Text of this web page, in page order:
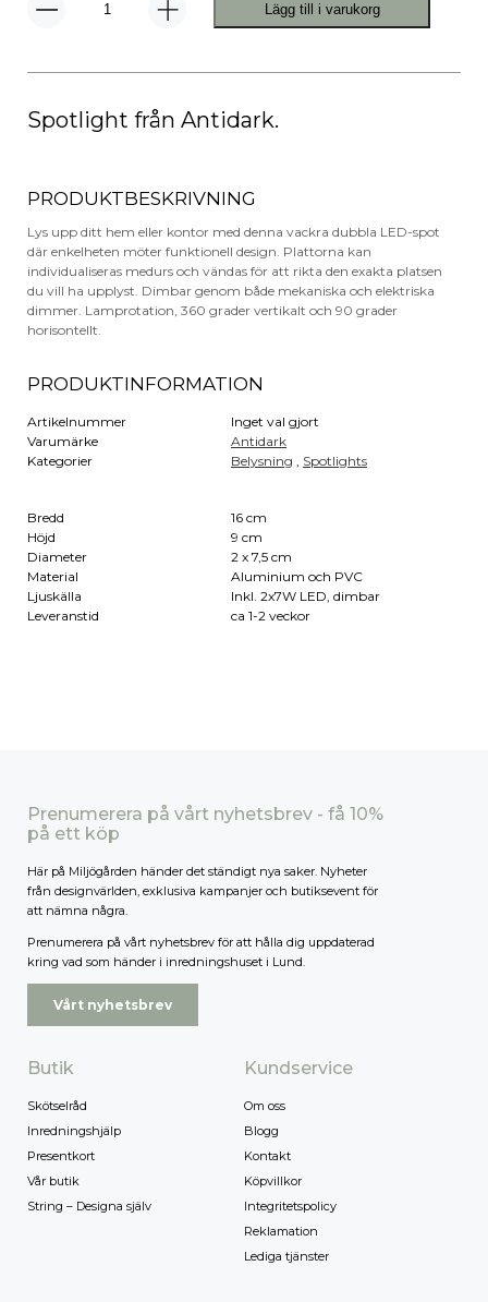
Easy
Lägg till i varukorg
Spotlight från Antidark.
PRODUKTBESKRIVNING
Lys upp ditt hem eller kontor med denna vackra dubbla LED-spot
där enkelheten möter funktionell design. Plattorna kan
individualiseras medurs och vändas för att rikta den exakta platsen
du vill ha upplyst. Dimbar genom både mekaniska och elektriska
dimmer. Lamprotation, 360 grader vertikalt och 90 grader
horisontellt.
PRODUKTINFORMATION
Artikelnummer
Inget val gjort
Varumärke
Antidark
Kategorier
Belysning Spotlights
Bredd
16 cm
Höjd
9 cm
Diameter
2 x 7,5 cm
Material
Aluminium och PVC
Ljuskälla
Inkl. 2x7W LED, dimbar
Leveranstid
ca 1-2 veckor
Prenumerera på vårt nyhetsbrev - få 10%
på ett köp
Här på Miljögården händer det ständigt nya saker. Nyheter
från designvärlden, exklusiva kampanjer och butiksevent för
att nämna några.
Prenumerera på vårt nyhetsbrev för att hålla dig uppdaterad
kring vad som händer i inredningshuset i Lund.
Vårt nyhetsbrev
Butik
Skötselråd
Inredningshjälp
Presentkort
Vår butik
String – Designa själv
Kundservice
Om oss
Blogg
Kontakt
Köpvillkor
Integritetspolicy
Reklamation
Lediga tjänster